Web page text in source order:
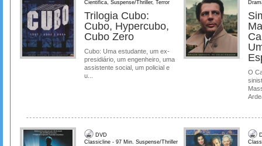
Cientifica, Suspense/Thriller, Terror
Trilogia Cubo:
Cubo, Hypercubo,
Cubo Zero
Cubo: Uma estudante, um ex-
presidiário, um engenheiro, uma
assistente social, um policial e
u...
O
DVD
Classicline - 97 Min. Suspense/Thriller